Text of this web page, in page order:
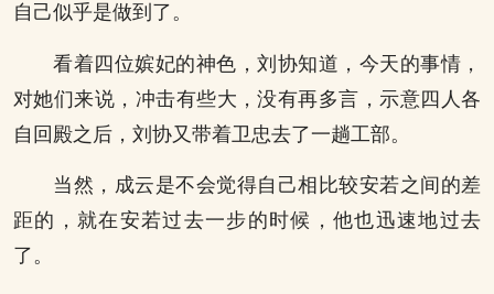
自己似乎是做到了。
看着四位嫔妃的神色，刘协知道，今天的事情，
对她们来说，冲击有些大，没有再多言，示意四人各
自回殿之后，刘协又带着卫忠去了一趟工部。
当然，成云是不会觉得自己相比较安若之间的差
距的，就在安若过去一步的时候，他也迅速地过去
了。